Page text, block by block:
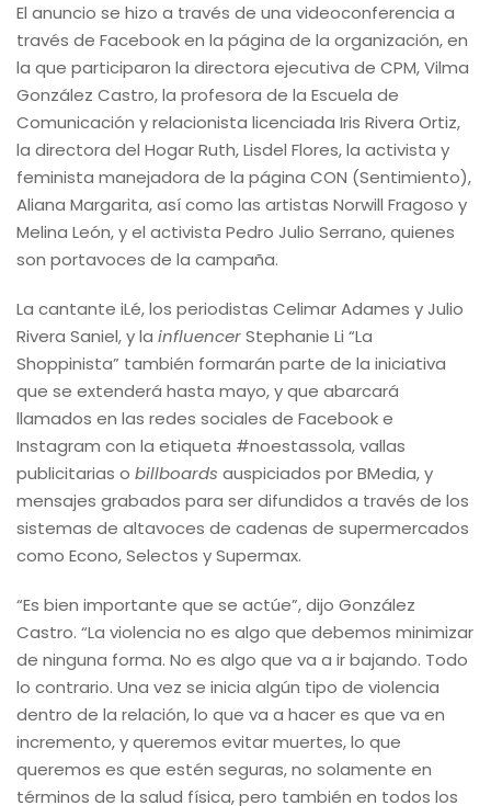
El anuncio se hizo a través de una videoconferencia a
través de Facebook en la página de la organización, en
la que participaron la directora ejecutiva de CPM, Vilma
González Castro, la profesora de la Escuela de
Comunicación y relacionista licenciada Iris Rivera Ortiz,
la directora del Hogar Ruth, Lisdel Flores, la activista y
feminista manejadora de la página CON (Sentimiento),
Aliana Margarita, así como las artistas Norwill Fragoso y
Melina León, y el activista Pedro Julio Serrano, quienes
son portavoces de la campaña.
La cantante iLé, los periodistas Celimar Adames y Julio
Rivera Saniel, y la influencerStephanie Li “La
Shoppinista” también formarán parte de la iniciativa
que se extenderá hasta mayo, y que abarcará
llamados en las redes sociales de Facebook e
Instagram con la etiqueta #noestassola, vallas
publicitarias o billboards auspiciados por BMedia, y
mensajes grabados para ser difundidos a través de los
sistemas de altavoces de cadenas de supermercados
como Econo, Selectos y Supermax.
“Es bien importante que se actúe”, dijo González
Castro. “La violencia no es algo que debemos minimizar
de ninguna forma. No es algo que va a ir bajando. Todo
lo contrario. Una vez se inicia algún tipo de violencia
dentro de la relación, lo que va a hacer es que va en
incremento, y queremos evitar muertes, lo que
queremos es que estén seguras, no solamente en
términos de la salud física, pero también en todos los